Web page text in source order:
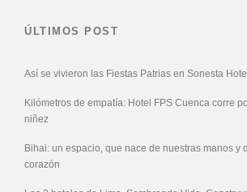
ÚLTIMOS POST
Así se vivieron las Fiestas Patrias en Sonesta
Kilómetros de empatía: Hotel FPS Cuenca corre
niñez
Bihai: un espacio, que nace de nuestras manos y
corazón